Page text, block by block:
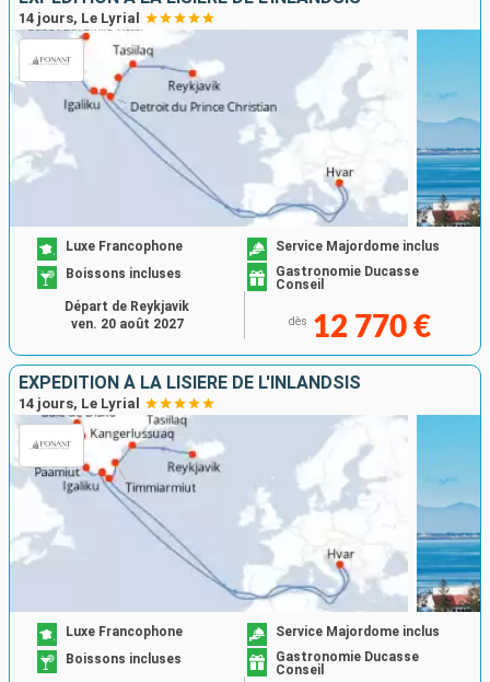
14 jours, Le Lyrial
Luxe Francophone
Service Majordome inclus
Boissons incluses
Gastronomie Ducasse
Conseil
dès 12 770 €
Départ de Reykjavik
ven. 20 août 2027
EXPÉDITION À LA LISIÈRE DE L'INLANDSIS
14 jours, Le Lyrial
Luxe Francophone
Service Majordome inclus
Boissons incluses
Gastronomie Ducasse
Conseil